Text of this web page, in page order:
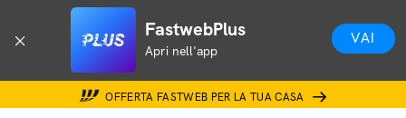
FastwebPlus
Apri nell'app
VAI
OFFERTA FASTWEB PER LA TUA CASA